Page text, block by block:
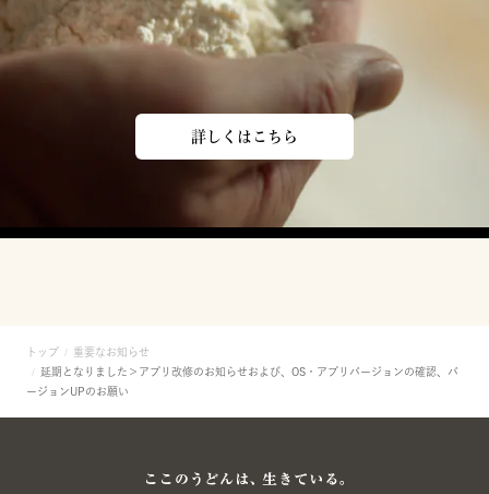
詳しくはこちら
トップ
重要なお知らせ
延期となりました＞アプリ改修のお知らせおよび、OS・アプリバージョンの確認、バ
ージョンUPのお願い